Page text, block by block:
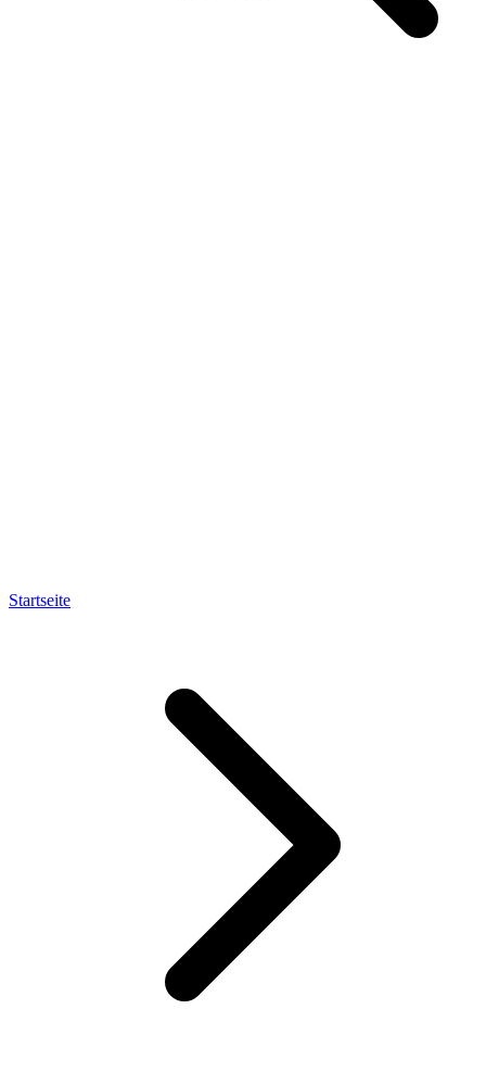
Startseite